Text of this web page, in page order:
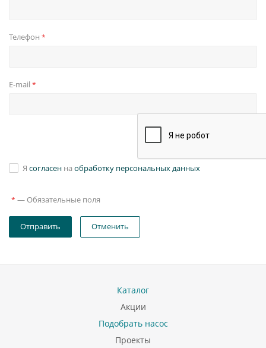
Телефон *
E-mail *
Я согласен на обработку персональных данных
* — Обязательные поля
Отправить Отменить
Каталог
Акции
Подобрать насос
Проекты